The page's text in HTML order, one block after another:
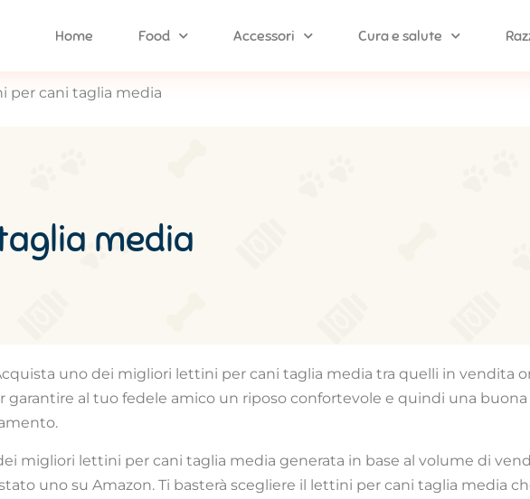
Home Food Accessori Cura e salute
per cani taglia media
media
uno dei migliori lettini per cani taglia media tra quelli in vendita
al tuo fedele amico un riposo confortevole e quindi una buona
migliori lettini per cani taglia media generata in base al volume di
uno su Amazon. Ti basterà scegliere il lettini per cani taglia media